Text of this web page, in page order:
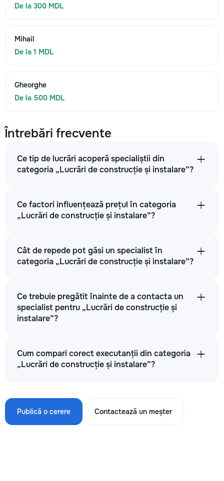
De la 300 MDL
Mihail
De la 1 MDL
Gheorghe
De la 500 MDL
Întrebări frecvente
Ce tip de lucrări acoperă specialiștii din
categoria „Lucrări de construcție și instalare”?
Ce factori influențează prețul în categoria
„Lucrări de construcție și instalare”?
Cât de repede pot găsi un specialist în
categoria „Lucrări de construcție și instalare”?
Ce trebuie pregătit înainte de a contacta un
specialist pentru „Lucrări de construcție și
instalare”?
Cum compari corect executanții din categoria
„Lucrări de construcție și instalare”?
Publică o cerere Contactează un meșter